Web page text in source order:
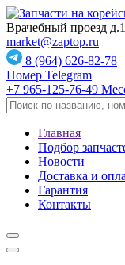
Врачебный проезд
market@zaptop.ru
8 (964) 626-82-78
Номер Telegram
+7 965-125-76-49
Главная
Подбор
Новости
Доставка и
Гарантия
Контакты